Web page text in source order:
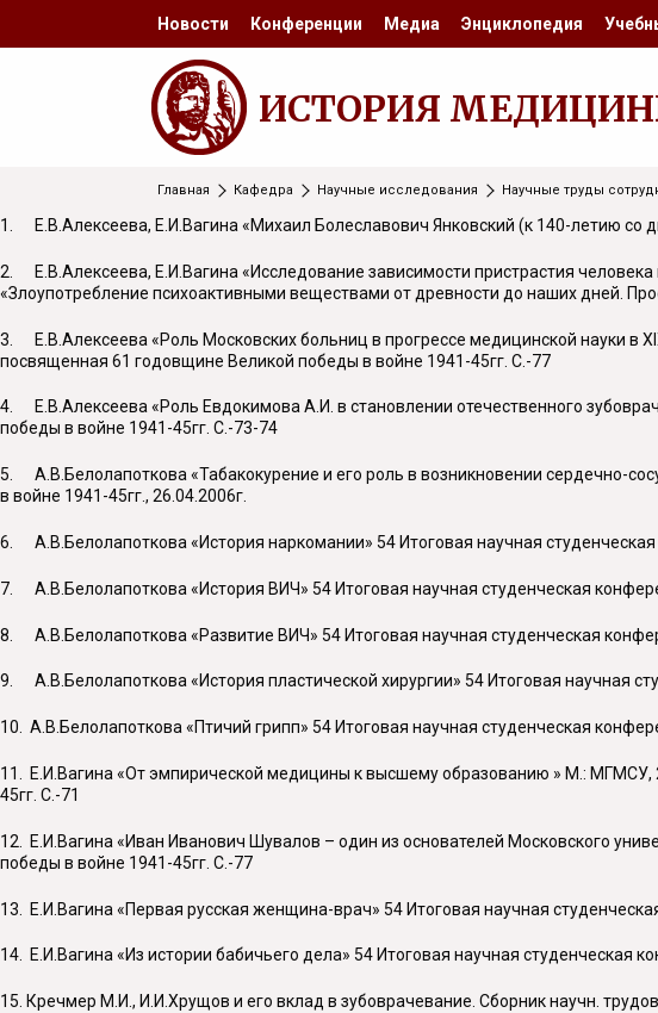
Новости Конференции Медиа Энциклопедия
ИСТОРИЯ
Главная Кафедра Научные исследования Научные труды
1. Е.В.Алексеева, Е.И.Вагина «Михаил Болеславович Янковский (к 140-летию со
2. Е.В.Алексеева, Е.И.Вагина «Исследование зависимости пристрастия
«Злоупотребление психоактивными веществами от древности до наших дней.
3. Е.В.Алексеева «Роль Московских больниц в прогрессе медицинской науки в
посвященная 61 годовщине Великой победы в войне 1941-45гг. С.-77
4. Е.В.Алексеева «Роль Евдокимова А.И. в становлении отечественного
победы в войне 1941-45гг. С.-73-74
5. А.В.Белолапоткова «Табакокурение и его роль в возникновении сердечно-
в войне 1941-45гг., 26.04.2006г.
6. А.В.Белолапоткова «История наркомании» 54 Итоговая научная
7. А.В.Белолапоткова «История ВИЧ» 54 Итоговая научная студенческая
8. А.В.Белолапоткова «Развитие ВИЧ» 54 Итоговая научная студенческая
9. А.В.Белолапоткова «История пластической хирургии» 54 Итоговая научная
10. А.В.Белолапоткова «Птичий грипп» 54 Итоговая научная студенческая
11. Е.И.Вагина «От эмпирической медицины к высшему образованию » М.:
45гг. С.-71
12. Е.И.Вагина «Иван Иванович Шувалов – один из основателей Московского
победы в войне 1941-45гг. С.-77
13. Е.И.Вагина «Первая русская женщина-врач» 54 Итоговая научная
14. Е.И.Вагина «Из истории бабичьего дела» 54 Итоговая научная
15. Кречмер М.И., И.И.Хрущов и его вклад в зубоврачевание. Сборник научн.